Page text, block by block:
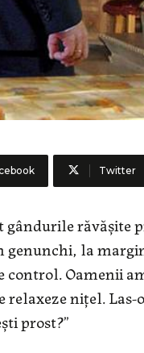
Twitter
gândurile
genunchi, la
control. Oamenii
nițel.
prost?”